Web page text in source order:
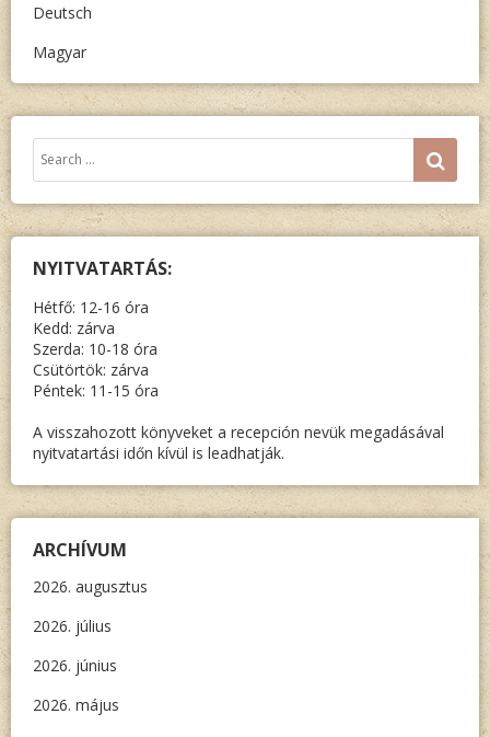
Deutsch
Magyar
Keresés:
NYITVATARTÁS:
Hétfő: 12-16 óra
Kedd: zárva
Szerda: 10-18 óra
Csütörtök: zárva
Péntek: 11-15 óra
A visszahozott könyveket a recepción nevük megadásával
nyitvatartási időn kívül is leadhatják.
ARCHÍVUM
2026. augusztus
2026. július
2026. június
2026. május